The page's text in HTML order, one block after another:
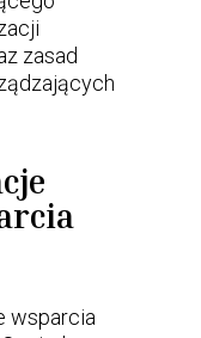
zasad
wsparcia